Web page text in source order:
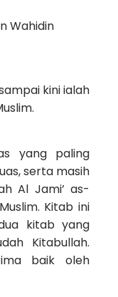
Wahidin
kini ialah
yang paling
serta masih
Al Jami’ as-
Kitab ini
kitab yang
Kitabullah.
baik oleh